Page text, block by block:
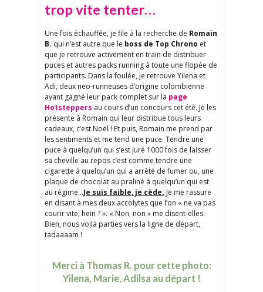
trop vite tenter…
Une fois échauffée, je file à la recherche de Romain
B. qui n’est autre que le boss de Top Chrono et
que je retrouve activement en train de distribuer
puces et autres packs running à toute une flopée de
participants. Dans la foulée, je retrouve Yilena et
Adi, deux neo-runneuses d’origine colombienne
ayant gagné leur pack complet sur la page
Hotsteppers au cours d’un concours cet été. Je les
présente à Romain qui leur distribue tous leurs
cadeaux, c’est Noël ! Et puis, Romain me prend par
les sentiments et me tend une puce. Tendre une
puce à quelqu’un qui s’est juré 1000 fois de laisser
sa cheville au repos c’est comme tendre une
cigarette à quelqu’un qui a arrêté de fumer ou, une
plaque de chocolat au praliné à quelqu’un qui est
au régime…Je suis faible, je cède. Je me rassure
en disant à mes deux accolytes que l’on « ne va pas
courir vite, hein ? ». « Non, non » me disent-elles.
Bien, nous voilà parties vers la ligne de départ,
tadaaaam !
Merci à Thomas R. pour cette photo:
Yilena, Marie, Adilsa au départ !